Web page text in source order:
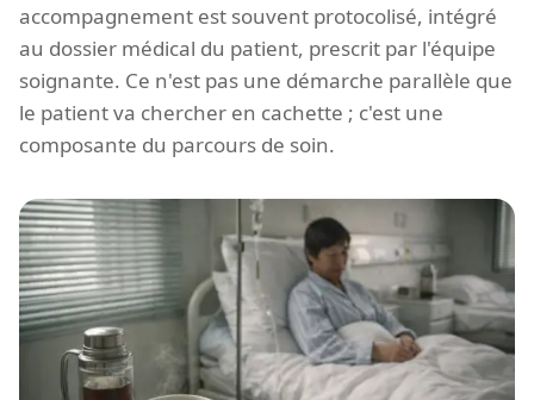
accompagnement est souvent protocolisé, intégré
au dossier médical du patient, prescrit par l'équipe
soignante. Ce n'est pas une démarche parallèle que
le patient va chercher en cachette ; c'est une
composante du parcours de soin.